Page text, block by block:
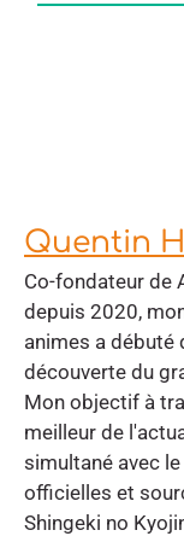
Quentin
Co-fondateur de
depuis 2020,
animes a débuté
découverte du
Mon objectif à
meilleur de
simultané avec
officielles et
Shingeki no